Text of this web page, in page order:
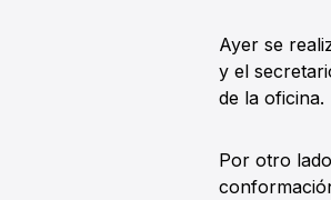
Ayer se
y el
de la oficina.
Por otro